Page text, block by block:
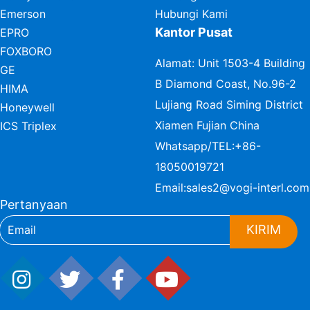
Emerson
EPRO
FOXBORO
GE
HIMA
Honeywell
ICS Triplex
Hubungi Kami
Kantor Pusat
Alamat: Unit 1503-4 Building
B Diamond Coast, No.96-2
Lujiang Road Siming District
Xiamen Fujian China
Whatsapp/TEL:+86-
18050019721
Email:sales2@vogi-interl.com
Pertanyaan
KIRIM